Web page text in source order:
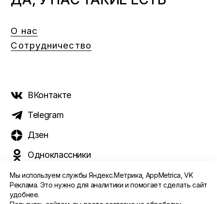
О нас
Сотрудничество
ВКонтакте
Telegram
Дзен
Одноклассники
©️ 2015 - 2026 Интернет-журнал «Морс». Все права
Мы используем службы Яндекс.Метрика, AppMetrica, VK
Реклама. Это нужно для аналитики и помогает сделать сайт
удобнее.